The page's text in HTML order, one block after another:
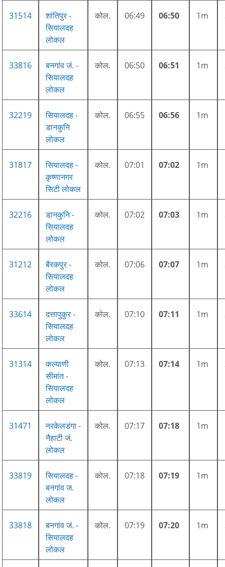
31514
शांतिपुर -
सियालदह
लोकल
कोल. 06:49 06:50 1m
33816
बनगांव जं. -
सियालदह
लोकल
कोल. 06:50 06:51 1m
32219
सियालदह -
डानकुनि
लोकल
कोल. 06:55 06:56 1m
31817
सियालदह -
कृष्णानगर
सिटी लोकल
कोल. 07:01 07:02 1m
32216
डानकुनि -
सियालदह
लोकल
कोल. 07:02 07:03 1m
31212
बैरकपुर -
सियालदह
लोकल
कोल. 07:06 07:07 1m
33614
दत्तापुकुर -
सियालदह
लोकल
कोल. 07:10 07:11 1m
31314
कल्याणी
सीमांत -
सियालदह
लोकल
कोल. 07:13 07:14 1m
31471
नरकेलडंगा -
नैहाटी जं.
लोकल
कोल. 07:17 07:18 1m
33819
सियालदह -
बनगांव ज.
लोकल
कोल. 07:18 07:19 1m
33818
बनगांव जं. -
सियालदह
लोकल
कोल. 07:19 07:20 1m